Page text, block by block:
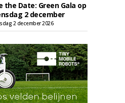
the Date: Green Gala op
2 december
2 december 2026